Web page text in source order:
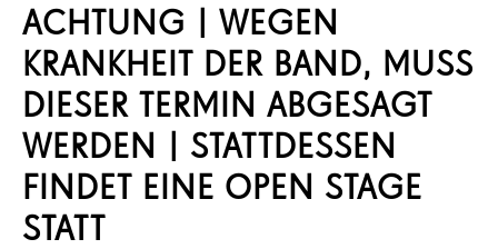
ACHTUNG | WEGEN
KRANKHEIT DER BAND, MUSS
DIESER TERMIN ABGESAGT
WERDEN | STATTDESSEN
FINDET EINE OPEN STAGE
STATT